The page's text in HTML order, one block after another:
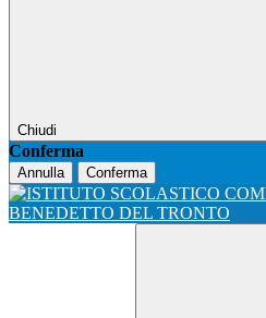
Chiudi
Conferma
Annulla Conferma